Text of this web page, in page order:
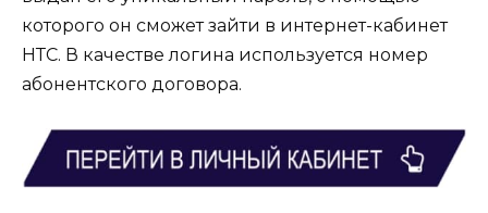
которого он сможет зайти в интернет-кабинет
НТС. В качестве логина используется номер
абонентского договора.